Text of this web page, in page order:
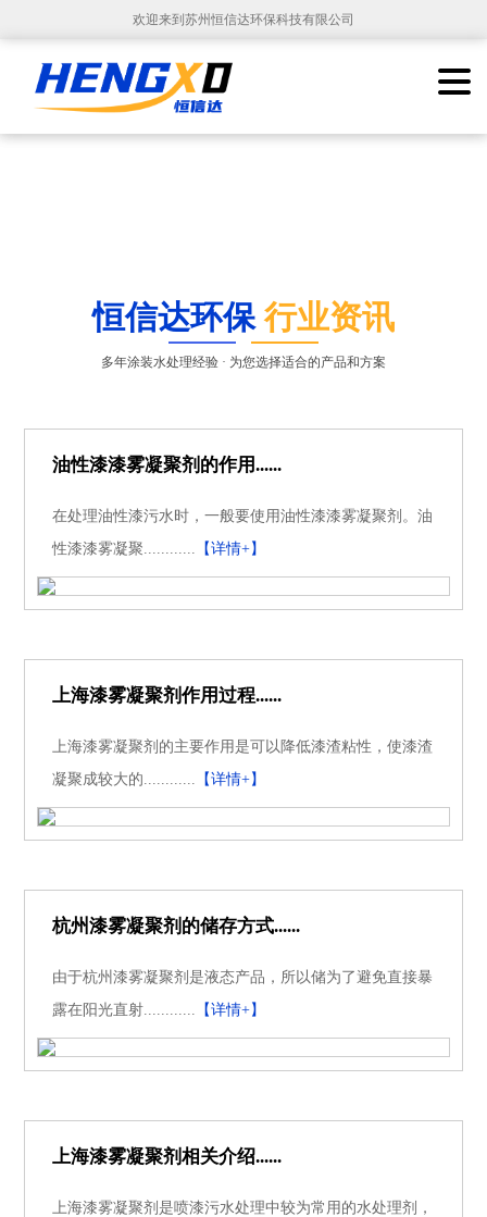
欢迎来到苏州恒信达环保科技有限公司
恒信达环保 行业资讯
多年涂装水处理经验 · 为您选择适合的产品和方案
油性漆漆雾凝聚剂的作用......
在处理油性漆污水时，一般要使用油性漆漆雾凝聚剂。油
性漆漆雾凝聚............ 【详情+】
上海漆雾凝聚剂作用过程......
上海漆雾凝聚剂的主要作用是可以降低漆渣粘性，使漆渣
凝聚成较大的............ 【详情+】
杭州漆雾凝聚剂的储存方式......
由于杭州漆雾凝聚剂是液态产品，所以储为了避免直接暴
露在阳光直射............ 【详情+】
上海漆雾凝聚剂相关介绍......
上海漆雾凝聚剂是喷漆污水处理中较为常用的水处理剂，